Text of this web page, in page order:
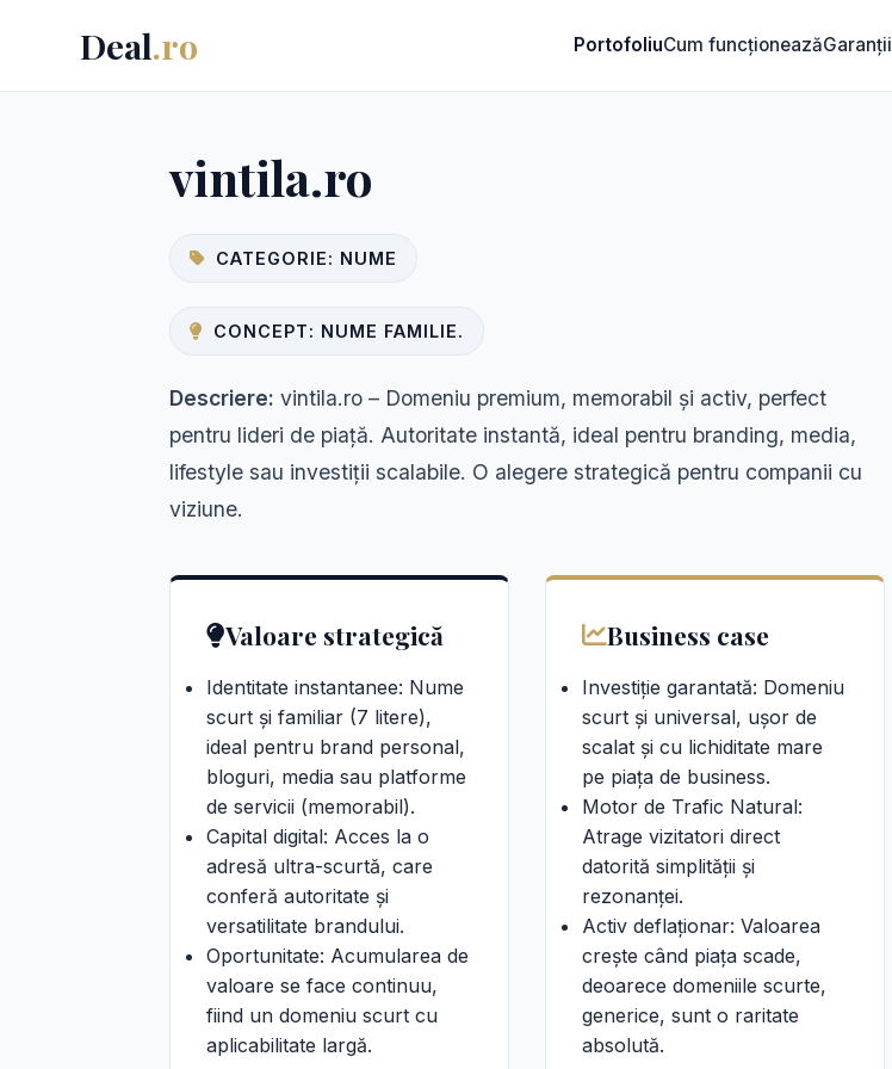
Deal.ro PortofoliuCum funcționeazăGaranții
vintila.ro
CATEGORIE: NUME
CONCEPT: NUME FAMILIE.
Descriere: vintila.ro – Domeniu premium, memorabil și activ, perfect
pentru lideri de piață. Autoritate instantă, ideal pentru branding, media,
lifestyle sau investiții scalabile. O alegere strategică pentru companii cu
viziune.
Valoare strategică
Identitate instantanee: Nume
scurt și familiar (7 litere),
ideal pentru brand personal,
bloguri, media sau platforme
de servicii (memorabil).
Capital digital: Acces la o
adresă ultra-scurtă, care
conferă autoritate și
versatilitate brandului.
Oportunitate: Acumularea de
valoare se face continuu,
fiind un domeniu scurt cu
aplicabilitate largă.
Business case
Investiție garantată: Domeniu
scurt și universal, ușor de
scalat și cu lichiditate mare
pe piața de business.
Motor de Trafic Natural:
Atrage vizitatori direct
datorită simplității și
rezonanței.
Activ deflaționar: Valoarea
crește când piața scade,
deoarece domeniile scurte,
generice, sunt o raritate
absolută.